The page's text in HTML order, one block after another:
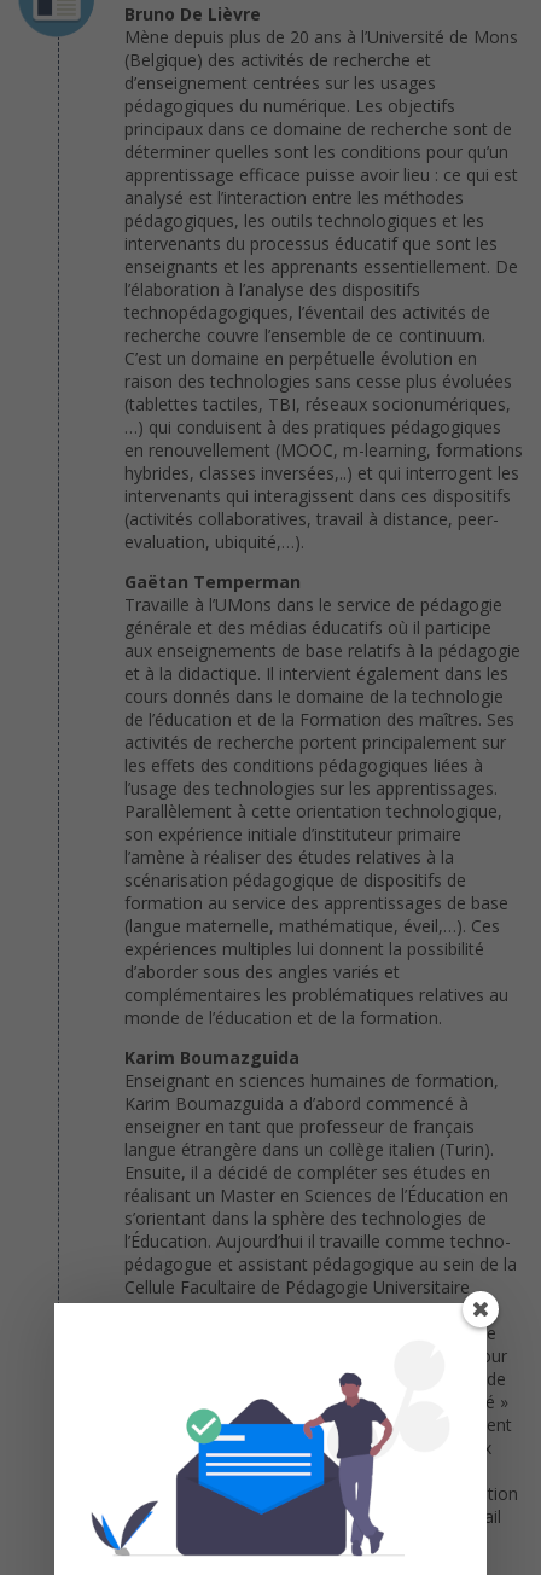
Bruno De Lièvre
Mène depuis plus de 20 ans à l’Université de Mons
(Belgique) des activités de recherche et
d’enseignement centrées sur les usages
pédagogiques du numérique. Les objectifs
principaux dans ce domaine de recherche sont de
déterminer quelles sont les conditions pour qu’un
apprentissage efficace puisse avoir lieu : ce qui est
analysé est l’interaction entre les méthodes
pédagogiques, les outils technologiques et les
intervenants du processus éducatif que sont les
enseignants et les apprenants essentiellement. De
l’élaboration à l’analyse des dispositifs
technopédagogiques, l’éventail des activités de
recherche couvre l’ensemble de ce continuum.
C’est un domaine en perpétuelle évolution en
raison des technologies sans cesse plus évoluées
(tablettes tactiles, TBI, réseaux socionumériques,
…) qui conduisent à des pratiques pédagogiques
en renouvellement (MOOC, m-learning, formations
hybrides, classes inversées,..) et qui interrogent les
intervenants qui interagissent dans ces dispositifs
(activités collaboratives, travail à distance, peer-
evaluation, ubiquité,…).
Gaëtan Temperman
Travaille à l’UMons dans le service de pédagogie
générale et des médias éducatifs où il participe
aux enseignements de base relatifs à la pédagogie
et à la didactique. Il intervient également dans les
cours donnés dans le domaine de la technologie
de l’éducation et de la Formation des maîtres. Ses
activités de recherche portent principalement sur
les effets des conditions pédagogiques liées à
l’usage des technologies sur les apprentissages.
Parallèlement à cette orientation technologique,
son expérience initiale d’instituteur primaire
l’amène à réaliser des études relatives à la
scénarisation pédagogique de dispositifs de
formation au service des apprentissages de base
(langue maternelle, mathématique, éveil,…). Ces
expériences multiples lui donnent la possibilité
d’aborder sous des angles variés et
complémentaires les problématiques relatives au
monde de l’éducation et de la formation.
Karim Boumazguida
Enseignant en sciences humaines de formation,
Karim Boumazguida a d’abord commencé à
enseigner en tant que professeur de français
langue étrangère dans un collège italien (Turin).
Ensuite, il a décidé de compléter ses études en
réalisant un Master en Sciences de l’Éducation en
s’orientant dans la sphère des technologies de
l’Éducation. Aujourd’hui il travaille comme techno-
pédagogue et assistant pédagogique au sein de la
Cellule Facultaire de Pédagogie Universitaire
(CFPU) pour la Faculté de Psychologie et des
Sciences de l’Éducation (FPSE) de l’Université de
Mons (UMONS), où il œuvre principalement pour
l’aide à la réussite en proposant aux étudiants de
la FPSE des activités comme le « blocus assisté »
ou des capsules méthodologiques. Il a également
pour préoccupation d’apporter son soutien aux
adultes en reprise d’études dans sa qualité de
gestionnaire d’un Learning Centre dont la vocation
est d’offrir à ce type de public un cadre de travail
propice à l’apprentissage.